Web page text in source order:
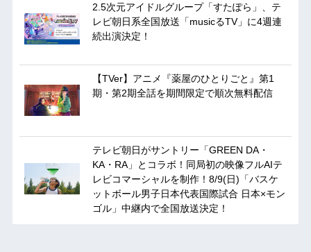
2.5次元アイドルグループ「すたぽら」、テ
レビ朝日系全国放送「musicるTV」に4週連
続出演決定！
【TVer】アニメ『薬屋のひとりごと』第1
期・第2期全話を期間限定で順次無料配信
テレビ朝日がサントリー「GREEN DA・
KA・RA」とコラボ！同局初の映像フルAIテ
レビコマーシャルを制作！8/9(日)「バスケ
ットボール男子日本代表国際試合 日本×モン
ゴル」中継内で全国放送決定！